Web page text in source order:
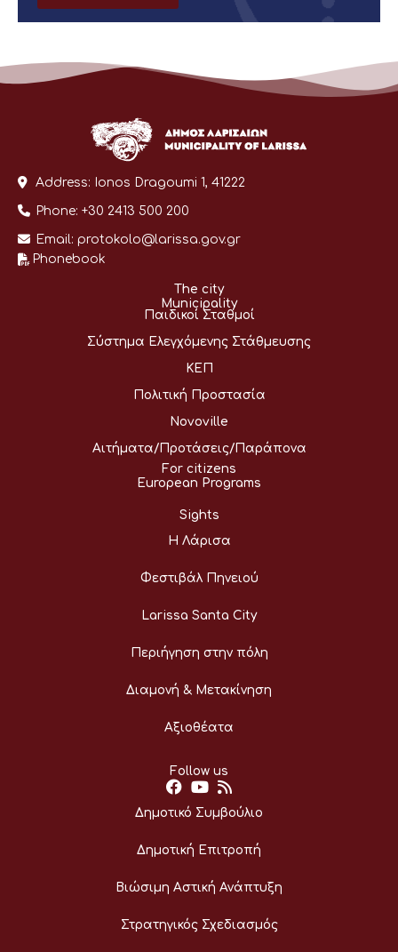
Address: Ionos Dragoumi 1, 41222
Phone: +30 2413 500 200
Email: protokolo@larissa.gov.gr
Phonebook
The city
Municipality
Παιδικοί Σταθμοί
Σύστημα Ελεγχόμενης Στάθμευσης
ΚΕΠ
Πολιτική Προστασία
Novoville
Αιτήματα/Προτάσεις/Παράπονα
For citizens
European Programs
Sights
Η Λάρισα
Φεστιβάλ Πηνειού
Larissa Santa City
Περιήγηση στην πόλη
Διαμονή & Μετακίνηση
Αξιοθέατα
Follow us
Δημοτικό Συμβούλιο
Δημοτική Επιτροπή
Βιώσιμη Αστική Ανάπτυξη
Στρατηγικός Σχεδιασμός